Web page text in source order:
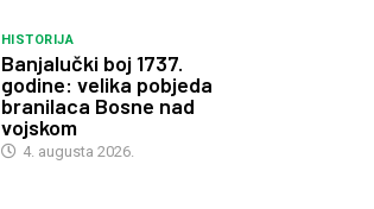
HISTORIJA
Banjalučki boj 1737.
godine: velika pobjeda
branilaca Bosne nad
vojskom
4. augusta 2026.